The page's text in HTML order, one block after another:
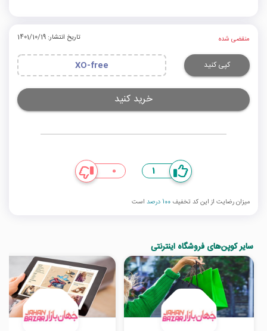
منقضی شده تاریخ انتشار: 1401/10/19
کپی کنید XO-free
خرید کنید
1
0
میزان رضایت از این کد تخفیف 100 درصد است
سایر کوپن‌های فروشگاه اینترنتی